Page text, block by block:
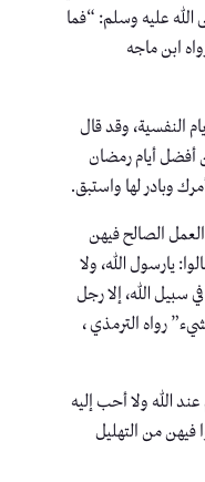
الله عليه وسلم: “فما
ابن ماجه
النفسية، وقد قال
أفضل أيام رمضان
وبادر لها واستبق.
الصالح فيهن
يارسول الله، ولا
سبيل الله، إلا رجل
رواه الترمذي ،
الله ولا أحب إليه
فيهن من التهليل